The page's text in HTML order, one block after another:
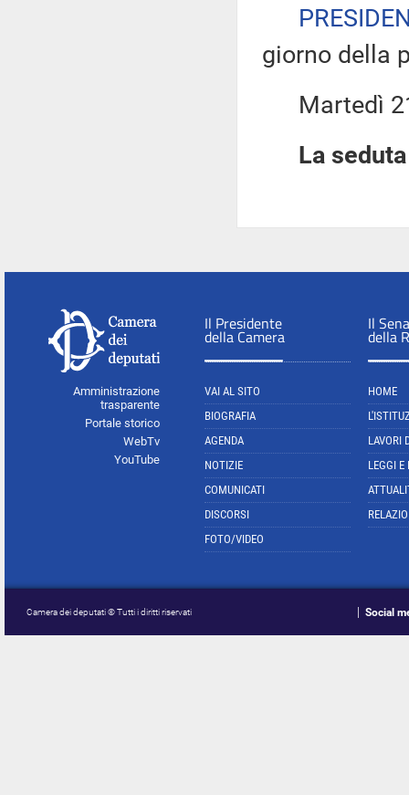
giorno della
Martedì 21
La
Amministrazione
trasparente
Portale storico
WebTv
YouTube
Il Presidente
della Camera
VAI AL SITO
BIOGRAFIA
AGENDA
NOTIZIE
COMUNICATI
DISCORSI
FOTO/VIDEO
Il
della
HOME
LAVORI
LEGGI E
Camera dei deputati © Tutti i diritti riservati Social